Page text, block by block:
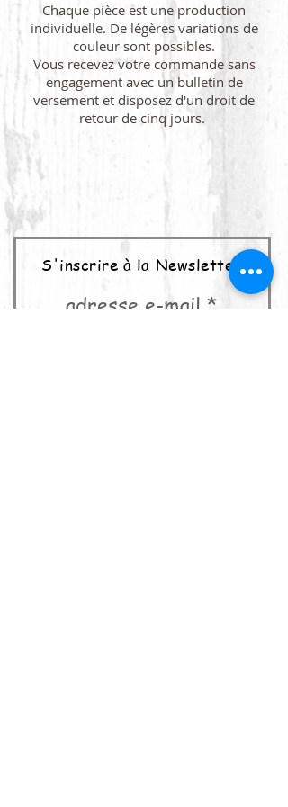
Chaque pièce est une production
individuelle. De légères variations de
couleur sont possibles.
Vous recevez votre commande sans
engagement avec un bulletin de
versement et disposez d'un droit de
retour de cinq jours.
S'inscrire à la Newsletter
adresse e-mail